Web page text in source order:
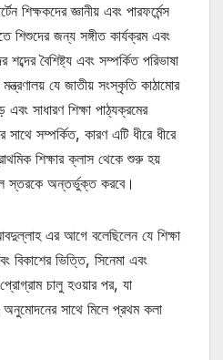
শিক্ষকদের জ্ঞানীয় এবং পারফর্মেন্স
শিশুদের জন্য সঙ্গীত কার্যক্রম এবং
বৈশিষ্ট্য এবং সম্পর্কিত পরিভাষা
যে জাতীয় সংস্কৃতি কাঠামোর
সাধারণ শিক্ষা পাঠ্যক্রমের
সম্পর্কিত, কারণ এটি ধীরে ধীরে
শিক্ষার ক্লাস থেকে শুরু হয়
স্তরকে অন্তর্ভুক্ত করবে।
এর আগে বলেছিলেন যে শিক্ষা
বিকাশের ভিত্তি, সিনেমা এবং
চালু হওয়ার পর, যা
অনুমোদনের সাথে মিলে প্রথম কলা